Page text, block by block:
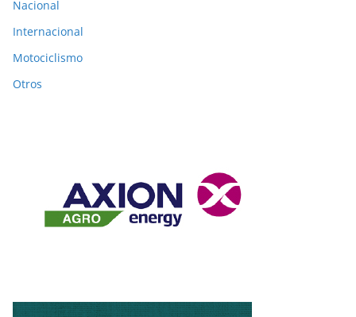
Nacional
Internacional
Motociclismo
Otros